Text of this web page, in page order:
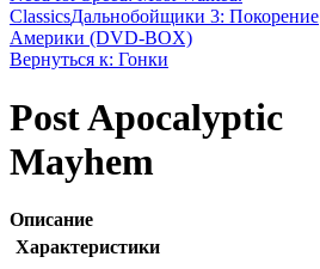
ClassicsДальнобойщики 3: Покорение
Америки (DVD-BOX)
Вернуться к: Гонки
Post Apocalyptic
Mayhem
Описание
Характеристики